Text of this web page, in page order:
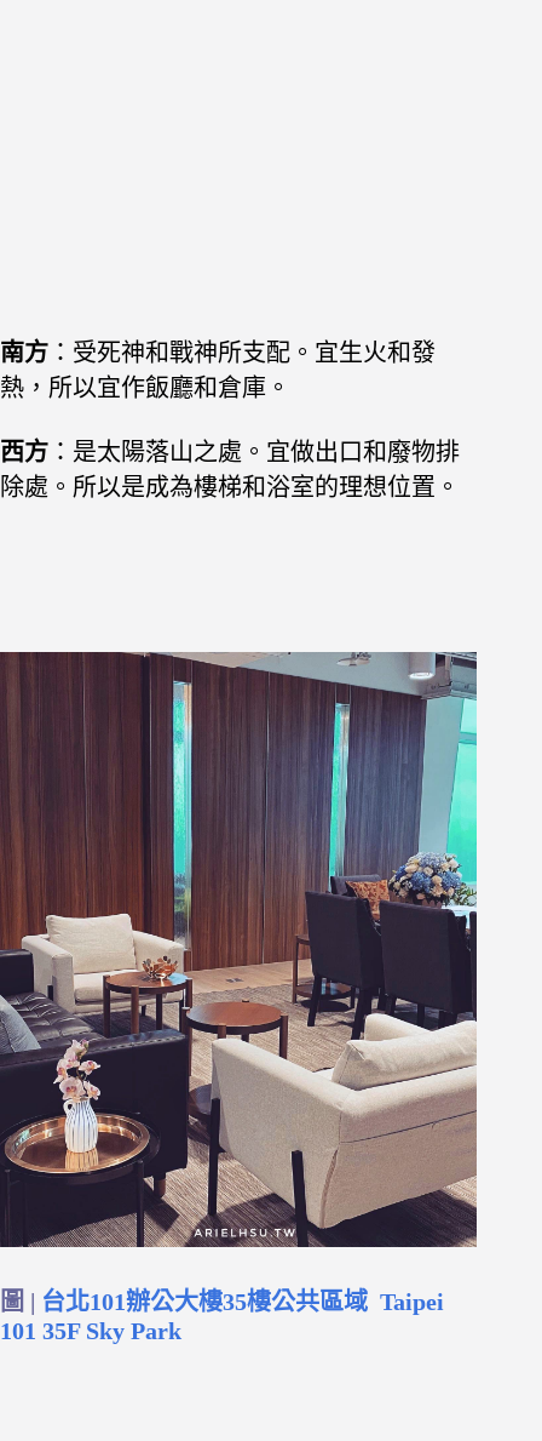
南方 ：受死神和戰神所支配。宜生火和發
熱，所以宜作飯廳和倉庫。
西方 ：是太陽落山之處。宜做出口和廢物排
除處。所以是成為樓梯和浴室的理想位置。
圖 | 台北101辦公大樓35樓公共區域 Taipei
101 35F Sky Park